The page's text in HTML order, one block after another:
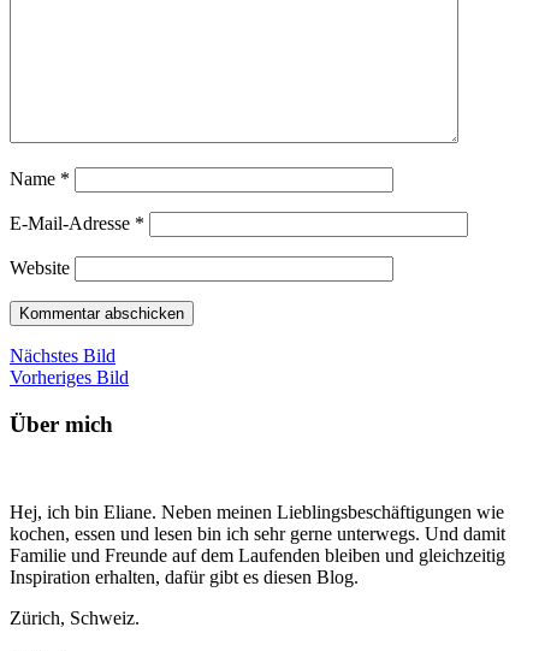
Name *
E-Mail-Adresse *
Website
Nächstes Bild
Vorheriges Bild
Über mich
Hej, ich bin Eliane. Neben meinen Lieblingsbeschäftigungen wie
kochen, essen und lesen bin ich sehr gerne unterwegs. Und damit
Familie und Freunde auf dem Laufenden bleiben und gleichzeitig
Inspiration erhalten, dafür gibt es diesen Blog.
Zürich, Schweiz.